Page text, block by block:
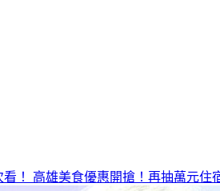
！ 高雄美食優惠開搶！再抽萬元住